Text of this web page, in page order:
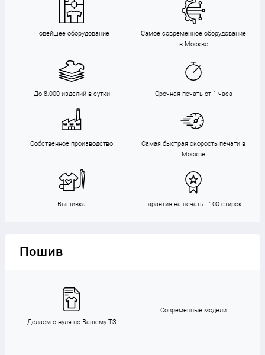
Новейшее оборудование
Самое современное оборудование
в Москве
До 8.000 изделий в сутки Срочная печать от 1 часа
Собственное производство
Самая быстрая скорость печати в
Москве
Вышивка Гарантия на печать - 100 стирок
Пошив
Делаем с нуля по Вашему ТЗ
Современные модели